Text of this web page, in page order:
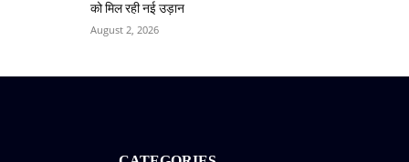
को मिल रही नई उड़ान
August 2, 2026